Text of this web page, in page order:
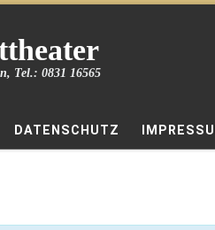
Tel.: 0831 16565
DATENSCHUTZ